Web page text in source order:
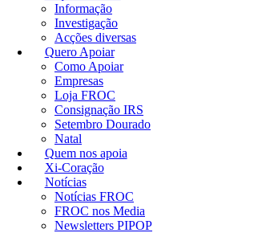
Informação
Investigação
Acções diversas
Quero Apoiar
Como Apoiar
Empresas
Loja FROC
Consignação IRS
Setembro Dourado
Natal
Quem nos apoia
Xi-Coração
Notícias
Notícias FROC
FROC nos Media
Newsletters PIPOP